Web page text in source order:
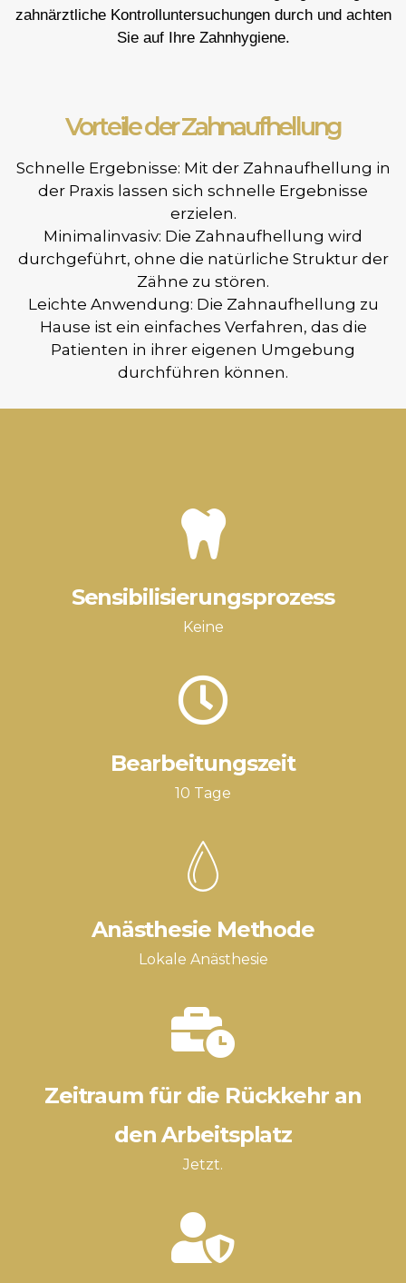
zahnärztliche Kontrolluntersuchungen durch und achten
Sie auf Ihre Zahnhygiene.
Vorteile der Zahnaufhellung
Schnelle Ergebnisse: Mit der Zahnaufhellung in
der Praxis lassen sich schnelle Ergebnisse
erzielen.
Minimalinvasiv: Die Zahnaufhellung wird
durchgeführt, ohne die natürliche Struktur der
Zähne zu stören.
Leichte Anwendung: Die Zahnaufhellung zu
Hause ist ein einfaches Verfahren, das die
Patienten in ihrer eigenen Umgebung
durchführen können.
Sensibilisierungsprozess
Keine
Bearbeitungszeit
10 Tage
Anästhesie Methode
Lokale Anästhesie
Zeitraum für die Rückkehr an
den Arbeitsplatz
Jetzt.